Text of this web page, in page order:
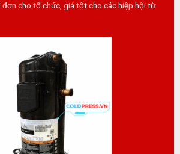
đơn cho tổ chức, giá tốt cho các hiệp hội từ